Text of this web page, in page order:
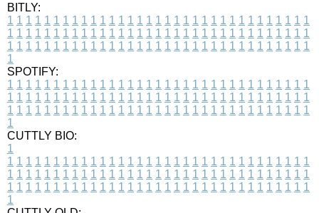
BITLY:
1 1 1 1 1 1 1 1 1 1 1 1 1 1 1 1 1 1 1 1 1 1 1 1 1 1 1 1 1 1 1 1 1
1 1 1 1 1 1 1 1 1 1 1 1 1 1 1 1 1 1 1 1 1 1 1 1 1 1 1 1 1 1 1 1 1
1 1 1 1 1 1 1 1 1 1 1 1 1 1 1 1 1 1 1 1 1 1 1 1 1 1 1 1 1 1 1 1 1
1
SPOTIFY:
1 1 1 1 1 1 1 1 1 1 1 1 1 1 1 1 1 1 1 1 1 1 1 1 1 1 1 1 1 1 1 1 1
1 1 1 1 1 1 1 1 1 1 1 1 1 1 1 1 1 1 1 1 1 1 1 1 1 1 1 1 1 1 1 1 1
1 1 1 1 1 1 1 1 1 1 1 1 1 1 1 1 1 1 1 1 1 1 1 1 1 1 1 1 1 1 1 1 1
1
CUTTLY BIO:
1
1 1 1 1 1 1 1 1 1 1 1 1 1 1 1 1 1 1 1 1 1 1 1 1 1 1 1 1 1 1 1 1 1
1 1 1 1 1 1 1 1 1 1 1 1 1 1 1 1 1 1 1 1 1 1 1 1 1 1 1 1 1 1 1 1 1
1 1 1 1 1 1 1 1 1 1 1 1 1 1 1 1 1 1 1 1 1 1 1 1 1 1 1 1 1 1 1 1 1
1